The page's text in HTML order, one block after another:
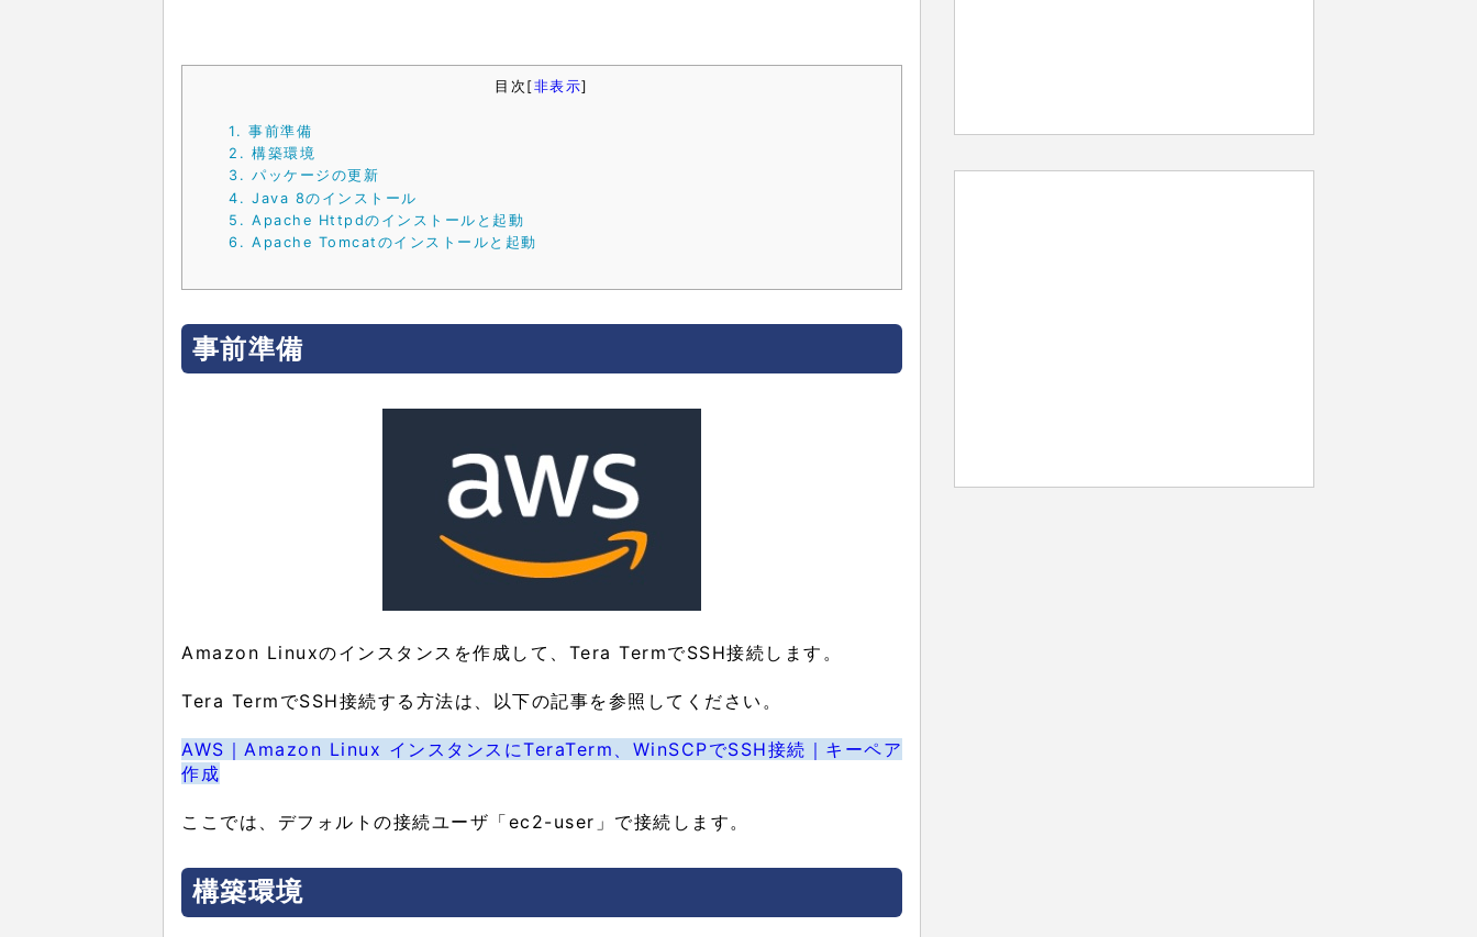
目次 [非表示]
1. 事前準備
2. 構築環境
3. パッケージの更新
4. Java 8のインストール
5. Apache Httpdのインストールと起動
6. Apache Tomcatのインストールと起動
事前準備
Amazon Linuxのインスタンスを作成して、Tera TermでSSH接続します。
Tera TermでSSH接続する方法は、以下の記事を参照してください。
AWS｜Amazon Linux インスタンスにTeraTerm、WinSCPでSSH接続｜キーペア
作成
ここでは、デフォルトの接続ユーザ「ec2-user」で接続します。
構築環境